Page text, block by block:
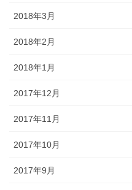
2018年3月
2018年2月
2018年1月
2017年12月
2017年11月
2017年10月
2017年9月